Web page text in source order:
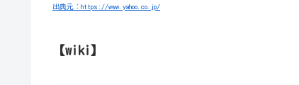
出典元：https://www.yahoo.co.jp/
【wiki】